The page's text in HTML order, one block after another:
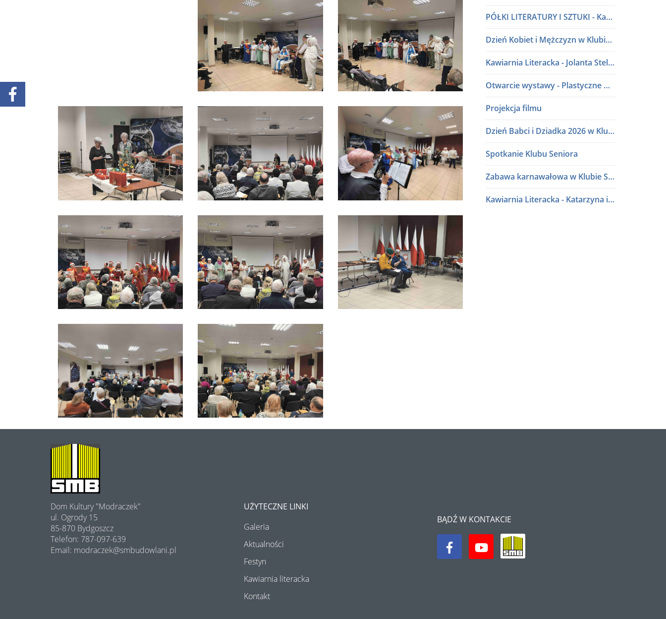
PÓŁKI LITERATURY I SZTUKI - Kawiarnia Literacka w dialogu
Dzień Kobiet i Mężczyzn w Klubie Seniora
Kawiarnia Literacka - Jolanta Stelmasiak
Otwarcie wystawy - Plastyczne Wariacje Młodych Adeptów Sztuki
Projekcja filmu
Dzień Babci i Dziadka 2026 w Klubie Seniora
Spotkanie Klubu Seniora
Zabawa karnawałowa w Klubie Seniora
Kawiarnia Literacka - Katarzyna i Waldemar Baszakowie
Wakacyjne warsztaty - lipiec 2025
XXV WIOSNA NA WYŻYNACH
O
Dom Kultury "Modraczek"
ul. Ogrody 15
85-870 Bydgoszcz
Telefon: 787-097-639
Email: modraczek@smbudowlani.pl
UŻYTECZNE LINKI
Galeria
Aktualności
Festyn
Kawiarnia literacka
Kontakt
BĄDŹ W KONTAKCIE